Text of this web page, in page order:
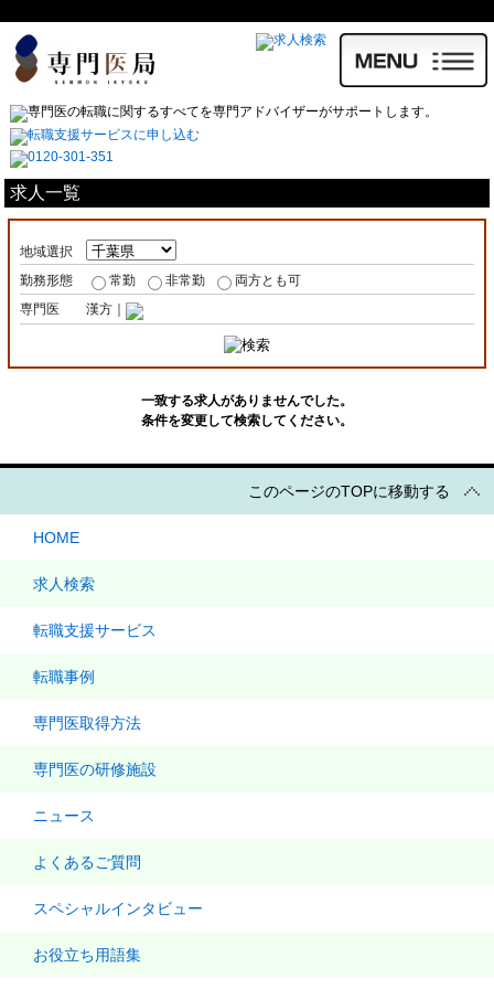
求人一覧
地域選択
勤務形態
常勤 非常勤
両方とも可
専門医
漢方｜
一致する求人がありませんでした。
条件を変更して検索してください。
このページのTOPに移動する
HOME
求人検索
転職支援サービス
転職事例
専門医取得方法
専門医の研修施設
ニュース
よくあるご質問
スペシャルインタビュー
お役立ち用語集